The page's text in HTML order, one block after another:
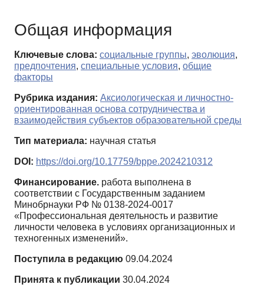
Общая информация
Ключевые слова: социальные группы, эволюция,
предпочтения, специальные условия, общие
факторы
Рубрика издания: Аксиологическая и личностно-
ориентированная основа сотрудничества и
взаимодействия субъектов образовательной среды
Тип материала: научная статья
DOI: https://doi.org/10.17759/bppe.2024210312
Финансирование. работа выполнена в
соответствии с Государственным заданием
Минобрнауки РФ № 0138-2024-0017
«Профессиональная деятельность и развитие
личности человека в условиях организационных и
техногенных изменений».
Поступила в редакцию 09.04.2024
Принята к публикации 30.04.2024